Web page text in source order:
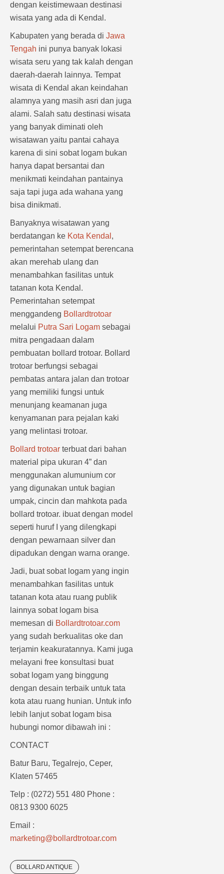
dengan keistimewaan destinasi
wisata yang ada di Kendal.
Kabupaten yang berada di Jawa
Tengah ini punya banyak lokasi
wisata seru yang tak kalah dengan
daerah-daerah lainnya. Tempat
wisata di Kendal akan keindahan
alamnya yang masih asri dan juga
alami. Salah satu destinasi wisata
yang banyak diminati oleh
wisatawan yaitu pantai cahaya
karena di sini sobat logam bukan
hanya dapat bersantai dan
menikmati keindahan pantainya
saja tapi juga ada wahana yang
bisa dinikmati.
Banyaknya wisatawan yang
berdatangan ke Kota Kendal ,
pemerintahan setempat berencana
akan merehab ulang dan
menambahkan fasilitas untuk
tatanan kota Kendal.
Pemerintahan setempat
menggandeng Bollardtrotoar
melalui Putra Sari Logam sebagai
mitra pengadaan dalam
pembuatan bollard trotoar. Bollard
trotoar berfungsi sebagai
pembatas antara jalan dan trotoar
yang memiliki fungsi untuk
menunjang keamanan juga
kenyamanan para pejalan kaki
yang melintasi trotoar.
Bollard trotoar terbuat dari bahan
material pipa ukuran 4” dan
menggunakan alumunium cor
yang digunakan untuk bagian
umpak, cincin dan mahkota pada
bollard trotoar. ibuat dengan model
seperti huruf I yang dilengkapi
dengan pewarnaan silver dan
dipadukan dengan warna orange.
Jadi, buat sobat logam yang ingin
menambahkan fasilitas untuk
tatanan kota atau ruang publik
lainnya sobat logam bisa
memesan di Bollardtrotoar.com
yang sudah berkualitas oke dan
terjamin keakuratannya. Kami juga
melayani free konsultasi buat
sobat logam yang binggung
dengan desain terbaik untuk tata
kota atau ruang hunian. Untuk info
lebih lanjut sobat logam bisa
hubungi nomor dibawah ini :
CONTACT
Batur Baru, Tegalrejo, Ceper,
Klaten 57465
Telp : (0272) 551 480 Phone :
0813 9300 6025
Email :
marketing@bollardtrotoar.com
BOLLARD ANTIQUE